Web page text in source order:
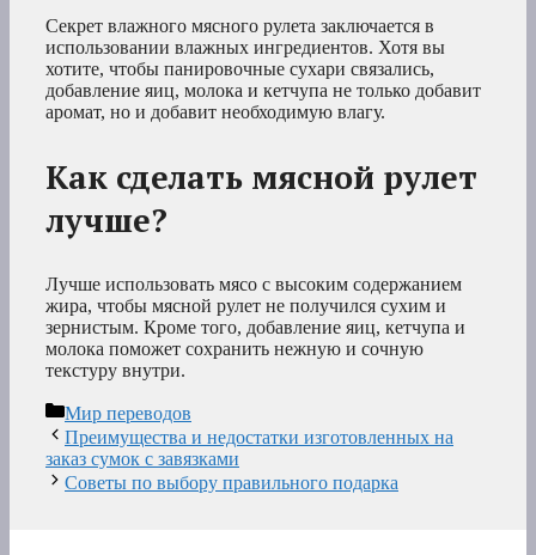
Секрет влажного мясного рулета заключается в
использовании влажных ингредиентов. Хотя вы
хотите, чтобы панировочные сухари связались,
добавление яиц, молока и кетчупа не только добавит
аромат, но и добавит необходимую влагу.
Как сделать мясной рулет
лучше?
Лучше использовать мясо с высоким содержанием
жира, чтобы мясной рулет не получился сухим и
зернистым. Кроме того, добавление яиц, кетчупа и
молока поможет сохранить нежную и сочную
текстуру внутри.
Рубрики
Мир переводов
Преимущества и недостатки изготовленных на
заказ сумок с завязками
Советы по выбору правильного подарка